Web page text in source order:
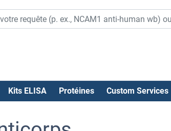
Kits ELISA Protéines Custom Services